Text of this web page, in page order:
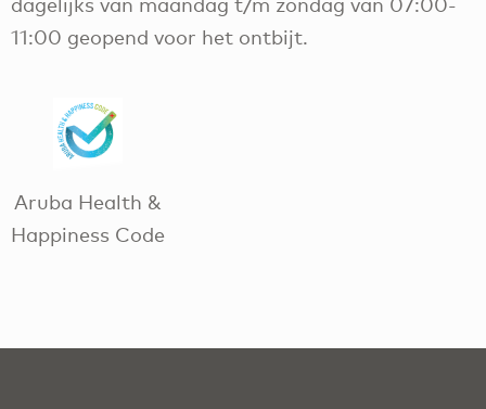
11:00 geopend voor het ontbijt.
Aruba Health &
Happiness Code